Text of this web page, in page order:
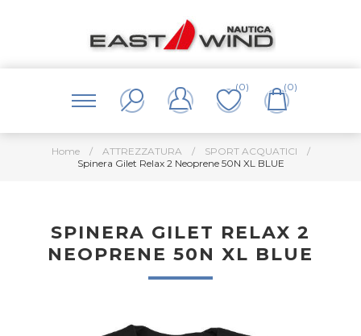
(0) (0)
Home / ATTREZZATURA / SPORT ACQUATICI
/
Spinera Gilet Relax 2 Neoprene 50N XL BLUE
SPINERA GILET RELAX 2
NEOPRENE 50N XL BLUE